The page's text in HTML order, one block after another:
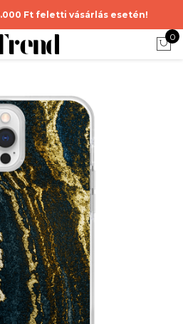
Ft feletti vásárlás esetén!
0